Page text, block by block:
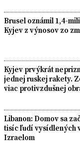
Brusel oznámil 1,4-
Kyjev z výnosov zo
Kyjev prvýkrát
jednej ruskej rakety.
viac protivzdušnej
Libanon: Domov sa
tisíc ľudí vysídlených
Izraelom